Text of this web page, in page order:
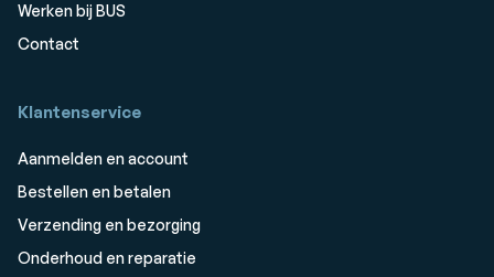
Werken bij BUS
Contact
Klantenservice
Aanmelden en account
Bestellen en betalen
Verzending en bezorging
Onderhoud en reparatie